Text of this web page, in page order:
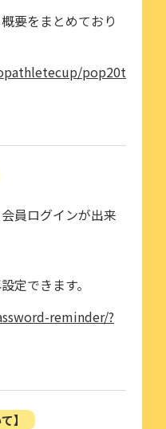
要をまとめており
pop20t
員ログインが出来
定できます。
reminder/?
】